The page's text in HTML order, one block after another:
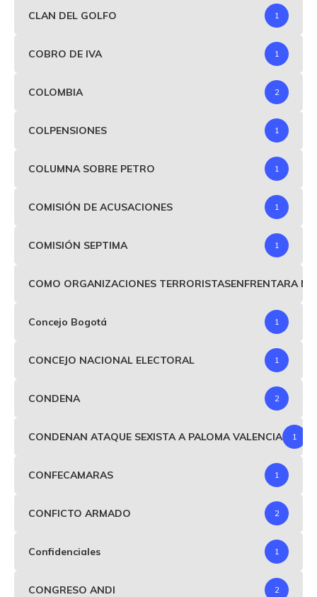
CLAN DEL GOLFO 1
COBRO DE IVA 1
COLOMBIA 2
COLPENSIONES 1
COLUMNA SOBRE PETRO 1
COMISIÓN DE ACUSACIONES 1
COMISIÓN SEPTIMA 1
COMO ORGANIZACIONES TERRORISTASENFRENTARA
Concejo Bogotá 1
CONCEJO NACIONAL ELECTORAL 1
CONDENA 2
CONDENAN ATAQUE SEXISTA A PALOMA VALENCIA 1
CONFECAMARAS 1
CONFICTO ARMADO 2
Confidenciales 1
CONGRESO ANDI 2